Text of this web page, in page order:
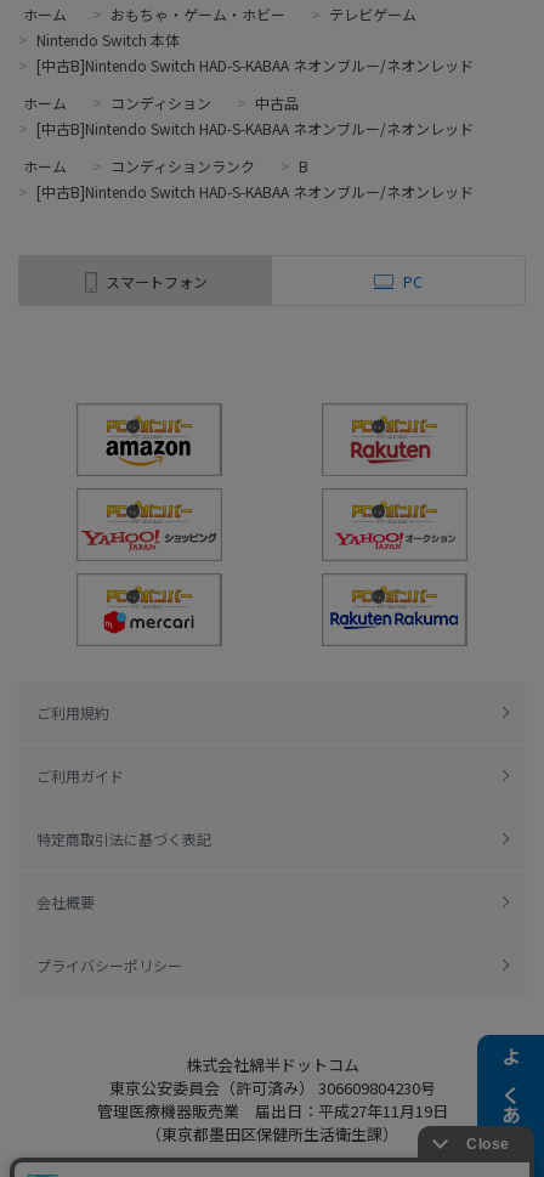
よくある質問
ホーム > おもちゃ・ゲーム・ホビー > テレビゲーム
> Nintendo Switch 本体
> [中古B]Nintendo Switch HAD-S-KABAA ネオンブルー/ネオンレッド
ホーム
> コンディション > 中古品
> [中古B]Nintendo Switch HAD-S-KABAA ネオンブルー/ネオンレッド
ホーム
> コンディションランク > B
> [中古B]Nintendo Switch HAD-S-KABAA ネオンブルー/ネオンレッド
スマートフォン PC
ご利用規約
ご利用ガイド
特定商取引法に基づく表記
会社概要
プライバシーポリシー
株式会社綿半ドットコム
東京公安委員会（許可済み） 306609804230号
管理医療機器販売業 届出日：平成27年11月19日
（東京都墨田区保健所生活衛生課）